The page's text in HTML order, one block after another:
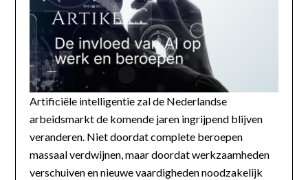
Artificiële intelligentie zal de Nederlandse
arbeidsmarkt de komende jaren ingrijpend blijven
veranderen. Niet doordat complete beroepen
massaal verdwijnen, maar doordat werkzaamheden
verschuiven en nieuwe vaardigheden noodzakelijk